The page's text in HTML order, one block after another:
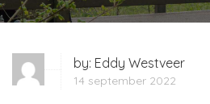
by: Eddy Westveer
14 september 2022